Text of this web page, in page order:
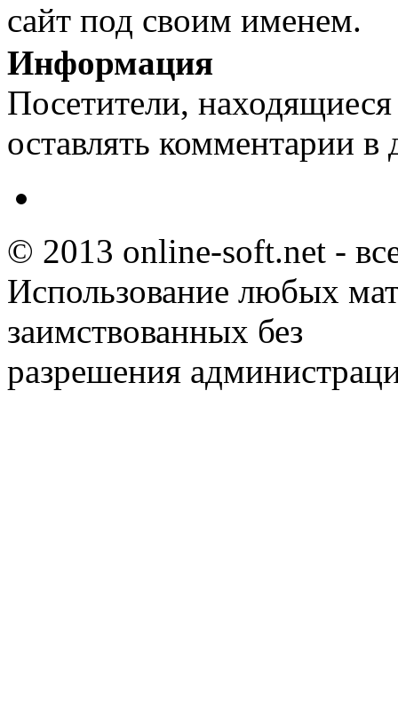
сайт под своим именем.
Информация
Посетители,
оставлять комментарии в
© 2013 online-soft.net -
Использование любых
заимствованных без
разрешения